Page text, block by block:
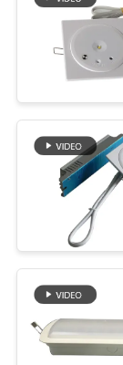
FORDERN
SIE EIN
SITEMAP